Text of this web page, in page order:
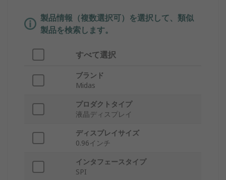
製品情報（複数選択可）を選択して、類似
製品を検索します。
すべて選択
ブランド
Midas
プロダクトタイプ
液晶ディスプレイ
ディスプレイサイズ
0.96インチ
インタフェースタイプ
SPI